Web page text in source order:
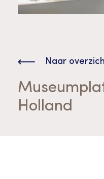
Thema's
Advies en
vrijwilligers
Onze
Holland
Naar